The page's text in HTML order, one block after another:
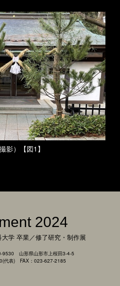
影）【図1】
2024
大学 卒業／修了研究・制作展
9530 山形県山形市上桜田3-4-5
代表) FAX：023-627-2185